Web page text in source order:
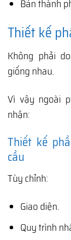
Bán thành
Thiết kế
Không phải
giống nhau.
Vì vậy ngoài
nhận:
Thiết kế
cầu
Tùy chỉnh:
Giao diện.
Quy trình